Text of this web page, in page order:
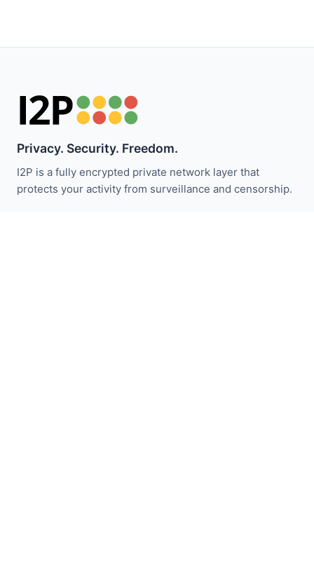
Privacy. Security. Freedom.
I2P is a fully encrypted private network layer that
protects your activity from surveillance and censorship.